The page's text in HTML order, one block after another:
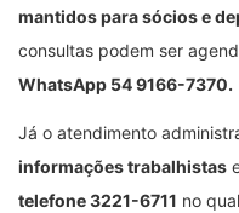
mantidos para sócios e
consultas podem ser
WhatsApp 54 9166-7370.
Já o atendimento
informações trabalhistas
telefone 3221-6711 no